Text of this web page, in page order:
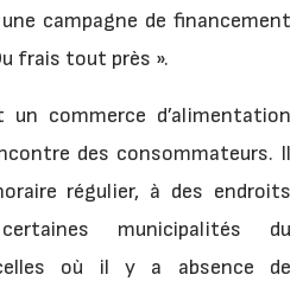
campagne de financement
frais tout près ».
un commerce d’alimentation
des consommateurs. Il
régulier, à des endroits
municipalités du
où il y a absence de